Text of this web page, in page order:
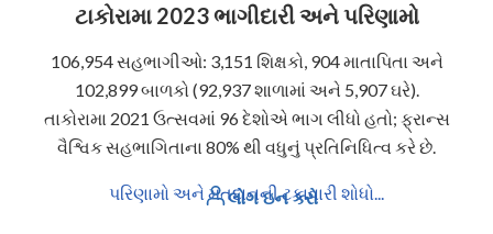
લોગ ઇન કરો
ટાકોરામા 2023 ભાગીદારી અને પરિણામો
106,954 સહભાગીઓ: 3,151 શિક્ષકો, 904 માતાપિતા અને
102,899 બાળકો (92,937 શાળામાં અને 5,907 ઘરે).
તાકોરામા 2021 ઉત્સવમાં 96 દેશોએ ભાગ લીધો હતો; ફ્રાન્સ
વૈશ્વિક સહભાગિતાના 80% થી વધુનું પ્રતિનિધિત્વ કરે છે.
પરિણામો અને મતદાનની ટકાવારી શોધો...